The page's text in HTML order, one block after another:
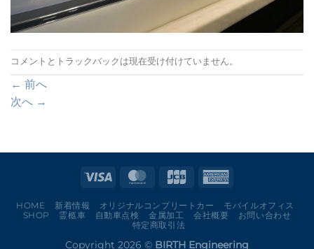
コメントとトラックバックは現在受け付けていません。
← 前へ
次へ →
HOME 新着情報 オリジナルコンプリートカー
モバイルオフィス
SHOP
霊柩車 自動車点検 金属加工 会社概要
お問い合わせ
特定商取引法
Copyright 2026 © BIRTH Engineering